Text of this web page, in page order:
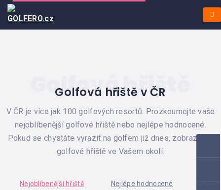
DOMŮ
JAK
TO
FUNGUJE?
GOLFOVÁ
ASISTENTKA
KONTAKT
HLEDÁNÍ
DLE
ZEMÍ
ČESKÁ
REPUBLIKA
GOLFOVÁ
HŘIŠTĚ
GOLFOVÁ
HŘIŠTĚ
Golfová hřiště
Golfová hřiště v ČR
V ČR je více jak 100 golfových resortů. Prozkoumejte vaše
nejoblíbenější golfové hřiště nebo nejlépe hodnocené.
Pokud se chystáte vyrazit na golfem již dnes, zobrazte si
golfové hřiště ve Vašem okolí.
Nejoblíbenější hřiště Nejlépe hodnocené